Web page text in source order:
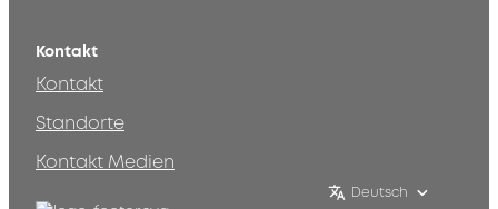
Kontakt
Kontakt
Standorte
Kontakt Medien
Deutsch